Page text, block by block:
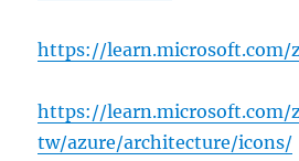
https://
https://learn.microsoft.com/
tw/azure/architecture/icons/